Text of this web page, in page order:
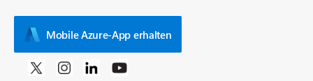
Mobile Azure-App erhalten